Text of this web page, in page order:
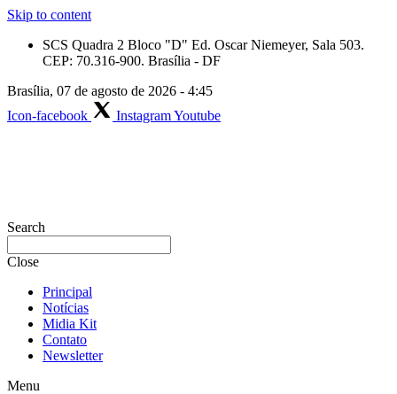
Skip to content
SCS Quadra 2 Bloco "D" Ed. Oscar Niemeyer, Sala 503.
CEP: 70.316-900. Brasília - DF
Brasília, 07 de agosto de 2026 - 4:45
Icon-facebook
InstagramYoutube
Search
Close
Principal
Notícias
Midia Kit
Contato
Newsletter
Menu